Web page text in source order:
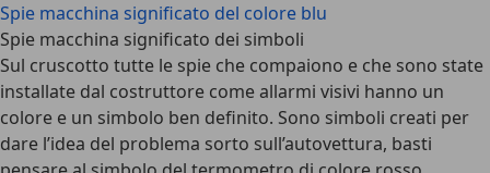
Spie macchina significato del colore blu
Spie macchina significato dei simboli
Sul cruscotto tutte le spie che compaiono e che sono state
installate dal costruttore come allarmi visivi hanno un
colore e un simbolo ben definito. Sono simboli creati per
dare l’idea del problema sorto sull’autovettura, basti